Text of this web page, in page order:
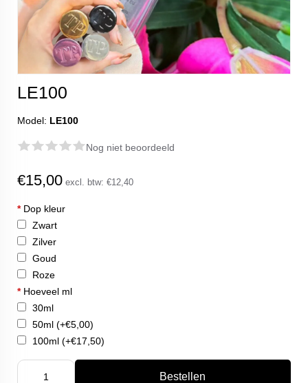
LE100
Model: LE100
Nog niet beoordeeld
€15,00 excl. btw: €12,40
*Dop kleur
Zwart
Zilver
Goud
Roze
*Hoeveel ml
30ml
50ml (+€5,00)
100ml (+€17,50)
Bestellen